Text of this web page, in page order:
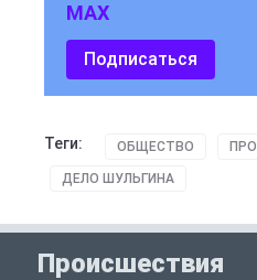
MAX
Подписаться
Теги: ОБЩЕСТВО
ДЕЛО ШУЛЬГИНА
Происшествия